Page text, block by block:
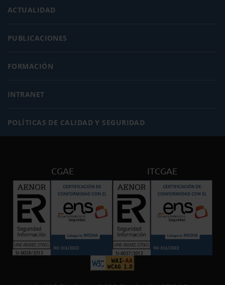
ACTUALIDAD
PUBLICACIONES
FORMACIÓN
INTRANET
POLÍTICAS DE CALIDAD Y SEGURIDAD
CGAE ITCGAE